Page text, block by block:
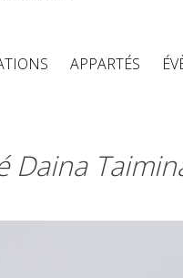
au contenu principal
APPARTÉS
Daina